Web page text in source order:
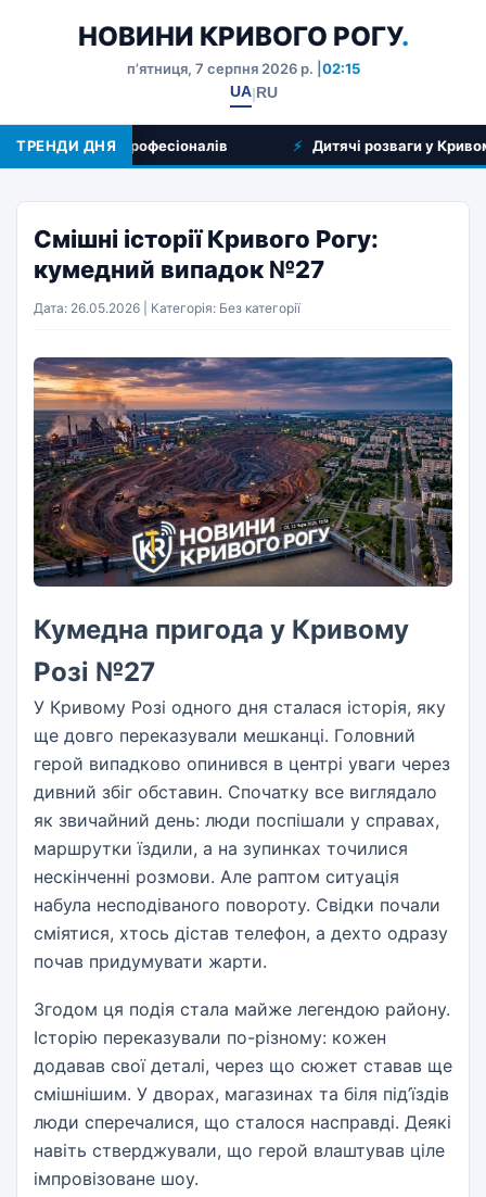
НОВИНИ КРИВОГО РОГУ.
пʼятниця, 7 серпня 2026 р. | 02:15
UA|RU
ТРЕНДИ ДНЯ
та вибір професіоналів Дитячі розваги у Кривому
Смішні історії Кривого Рогу:
кумедний випадок №27
Дата: 26.05.2026 | Категорія: Без категорії
Кумедна пригода у Кривому
Розі №27
У Кривому Розі одного дня сталася історія, яку
ще довго переказували мешканці. Головний
герой випадково опинився в центрі уваги через
дивний збіг обставин. Спочатку все виглядало
як звичайний день: люди поспішали у справах,
маршрутки їздили, а на зупинках точилися
нескінченні розмови. Але раптом ситуація
набула несподіваного повороту. Свідки почали
сміятися, хтось дістав телефон, а дехто одразу
почав придумувати жарти.
Згодом ця подія стала майже легендою району.
Історію переказували по-різному: кожен
додавав свої деталі, через що сюжет ставав ще
смішнішим. У дворах, магазинах та біля під’їздів
люди сперечалися, що сталося насправді. Деякі
навіть стверджували, що герой влаштував ціле
імпровізоване шоу.